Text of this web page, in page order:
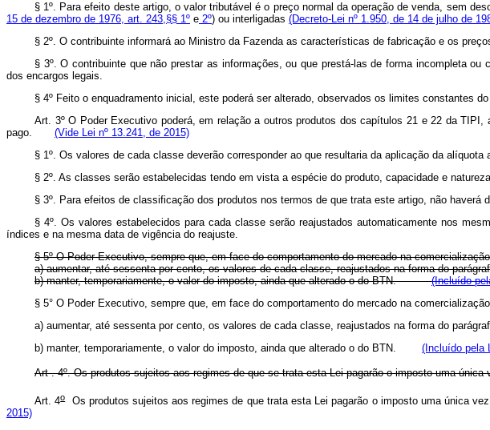
§ 1º. Para efeito deste artigo, o valor tributável é o preço normal da operação de venda, sem
15 de dezembro de 1976, art. 243,§§ 1º e 2º) ou interligadas (Decreto-Lei nº 1.950, de 14 de julho de
§ 2º. O contribuinte informará ao Ministro da Fazenda as características de fabricação e os
§ 3º. O contribuinte que não prestar as informações, ou que prestá-las de forma incompleta
dos encargos legais.
§ 4º Feito o enquadramento inicial, este poderá ser alterado, observados os limites constantes
Art. 3º O Poder Executivo poderá, em relação a outros produtos dos capítulos 21 e 22 da TIPI,
pago. (Vide Lei nº 13.241, de 2015)
§ 1º. Os valores de cada classe deverão corresponder ao que resultaria da aplicação da
§ 2º. As classes serão estabelecidas tendo em vista a espécie do produto, capacidade e
§ 3º. Para efeitos de classificação dos produtos nos termos de que trata este artigo, não
§ 4º. Os valores estabelecidos para cada classe serão reajustados automaticamente nos
índices e na mesma data de vigência do reajuste.
§ 5º O Poder Executivo, sempre que, em face do comportamento do mercado na
a) aumentar, até sessenta por cento, os valores de cada classe, reajustados na forma do
b) manter, temporariamente, o valor do imposto, ainda que alterado o do BTN.(Incluído
§ 5° O Poder Executivo, sempre que, em face do comportamento do mercado na
a) aumentar, até sessenta por cento, os valores de cada classe, reajustados na forma do
b) manter, temporariamente, o valor do imposto, ainda que alterado o do BTN. (Incluído pela
Art . 4º. Os produtos sujeitos aos regimes de que se trata esta Lei pagarão o imposto uma única
Art. 4oOs produtos sujeitos aos regimes de que trata esta Lei pagarão o imposto uma única
2015)